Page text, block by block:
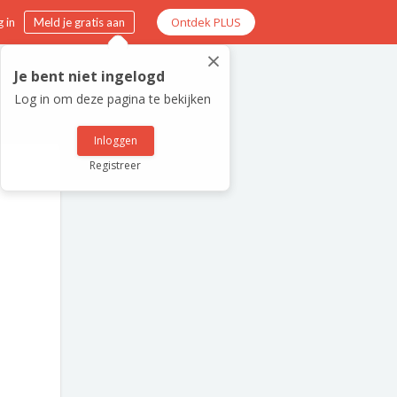
in Meld je gratis aan Ontdek PLUS
×
Je bent niet ingelogd
Log in om deze pagina te bekijken
Inloggen
Registreer